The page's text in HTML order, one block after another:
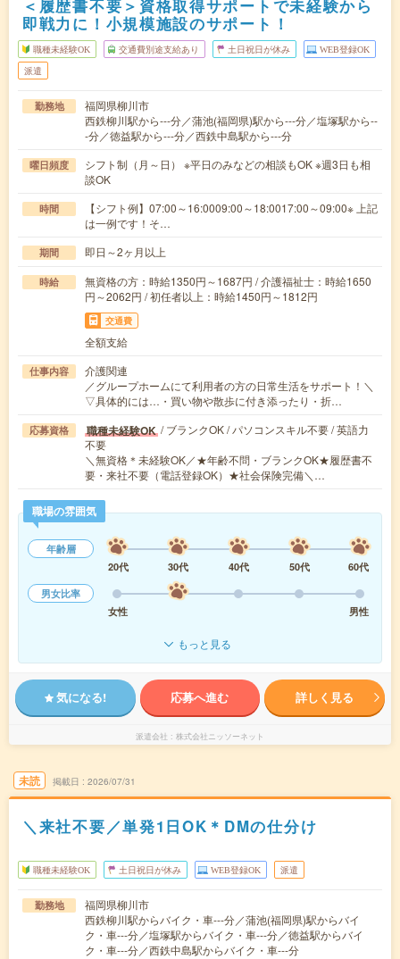
＜履歴書不要＞資格取得サポートで未経験から
即戦力に！小規模施設のサポート！
職種未経験OK 交通費別途支給あり 土日祝日が休み WEB登録OK
派遣
勤務地
福岡県柳川市
西鉄柳川駅から---分／蒲池(福岡県)駅から---分／塩塚駅から--
-分／徳益駅から---分／西鉄中島駅から---分
曜日頻度
シフト制（月～日） ※平日のみなどの相談もOK ※週3日も相
談OK
時間
【シフト例】07:00～16:0009:00～18:0017:00～09:00※ 上記
は一例です！そ…
期間 即日～2ヶ月以上
時給
無資格の方：時給1350円～1687円 / 介護福祉士：時給1650
円～2062円 / 初任者以上：時給1450円～1812円
交通費
全額支給
仕事内容
介護関連
／グループホームにて利用者の方の日常生活をサポート！＼
▽具体的には…・買い物や散歩に付き添ったり・折…
応募資格 職種未経験OK / ブランクOK / パソコンスキル不要 / 英語力
不要
＼無資格＊未経験OK／★年齢不問・ブランクOK★履歴書不
要・来社不要（電話登録OK）★社会保険完備＼…
職場の雰囲気
年齢層
20代
30代 40代 50代
60代
男女比率
女性
男性
もっと見る
気になる! 応募へ進む 詳しく見る
派遣会社 株式会社ニッソーネット
未読 掲載日 2026/07/31
＼来社不要／単発1日OK＊DMの仕分け
職種未経験OK 土日祝日が休み WEB登録OK 派遣
勤務地
福岡県柳川市
西鉄柳川駅からバイク・車---分／蒲池(福岡県)駅からバイ
ク・車---分／塩塚駅からバイク・車---分／徳益駅からバイ
ク・車---分／西鉄中島駅からバイク・車---分